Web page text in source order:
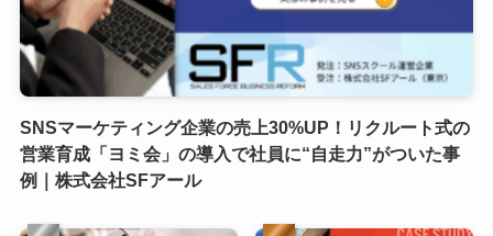
SNSマーケティング企業の売上30%UP！リクルート式の
営業育成「ヨミ会」の導入で社員に“自走力”がついた事
例｜株式会社SFアール